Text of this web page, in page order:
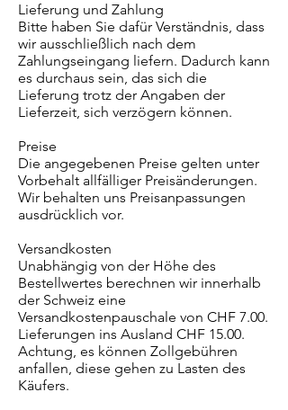
Lieferung und Zahlung
Bitte haben Sie dafür Verständnis, dass
wir ausschließlich nach dem
Zahlungseingang liefern. Dadurch kann
es durchaus sein, das sich die
Lieferung trotz der Angaben der
Lieferzeit, sich verzögern können.
Preise
Die angegebenen Preise gelten unter
Vorbehalt allfälliger Preisänderungen.
Wir behalten uns Preisanpassungen
ausdrücklich vor.
Versandkosten
Unabhängig von der Höhe des
Bestellwertes berechnen wir innerhalb
der Schweiz eine
Versandkostenpauschale von CHF 7.00.
Lieferungen ins Ausland CHF 15.00.
Achtung, es können Zollgebühren
anfallen, diese gehen zu Lasten des
Käufers.